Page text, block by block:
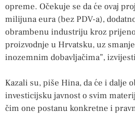
opreme. Očekuje se da će ovaj
milijuna eura (bez PDV-a),
obrambenu industriju kroz
proizvodnje u Hrvatsku, uz
inozemnim dobavljačima”,
Kazali su, piše Hina, da će i dalje
investicijsku javnost o svim
čim one postanu konkretne i